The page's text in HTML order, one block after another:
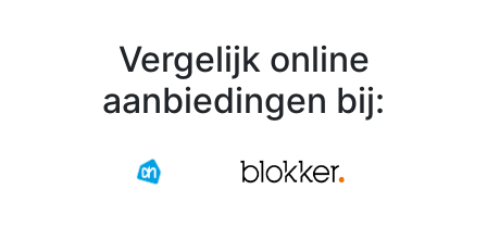
Vergelijk online
aanbiedingen bij: